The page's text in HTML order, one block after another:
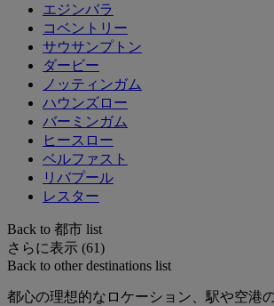
エジンバラ
コベントリー
サウサンプトン
ダービー
ノッティンガム
ハウンズロー
バーミンガム
ヒースロー
ベルファスト
リバプール
レスター
Back to 都市 list
さらに表示 (61)
Back to other destinations list
都心の理想的なロケーション、駅や空港